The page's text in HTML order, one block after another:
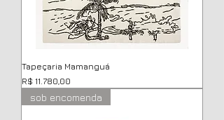
Tapeçaria Mamanguá
Preço
R$ 11.780,00
sob encomenda